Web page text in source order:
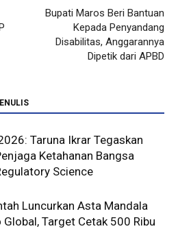
Bupati Maros Beri Bantuan
Kepada Penyandang
Disabilitas, Anggarannya
Dipetik dari APBD
Taruna Ikrar Tegaskan
Ketahanan Bangsa
Science
Luncurkan Asta Mandala
Global, Target Cetak 500 Ribu